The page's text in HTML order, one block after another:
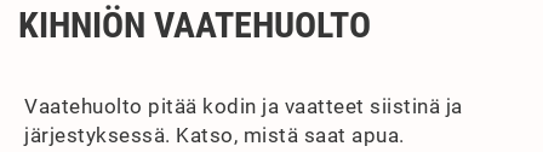
KIHNIÖN VAATEHUOLTO
Vaatehuolto pitää kodin ja vaatteet siistinä ja
järjestyksessä. Katso, mistä saat apua.